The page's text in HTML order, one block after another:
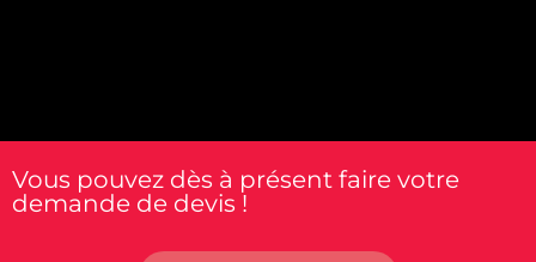
Vous pouvez dès à présent faire votre
demande de devis !